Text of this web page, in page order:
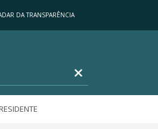
DA TRANSPARÊNCIA